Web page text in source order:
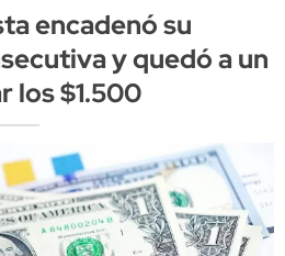
encadenó su
y quedó a un
los $1.500